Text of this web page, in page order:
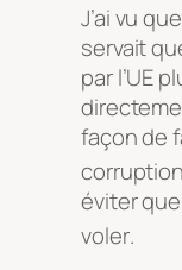
J’ai vu
servait
par l’UE
façon de
corruption
éviter
voler.